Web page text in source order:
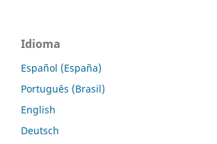
Idioma
Español (España)
Português (Brasil)
English
Deutsch